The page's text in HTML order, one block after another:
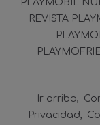
PLAYMOBIL
REVISTA
Ir arriba
Privacidad